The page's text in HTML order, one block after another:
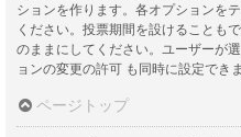
ションを作ります。各オプションを
ください。投票期間を設けることも
のままにしてください。ユーザーが
ョンの変更の許可 も同時に設定できま
ページトップ